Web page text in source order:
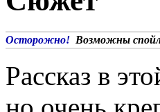
Осторожно! Возможны
Рассказ в